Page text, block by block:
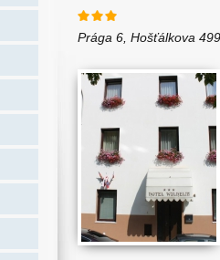
Prága 6, Hošťálkova 499